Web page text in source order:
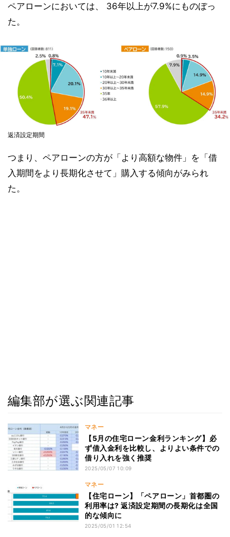
ペアローンにおいては、 36年以上が7.9%にものぼっ
た。
返済設定期間
つまり、ペアローンの方が「より高額な物件」を「借
入期間をより長期化させて」購入する傾向がみられ
た。
編集部が選ぶ関連記事
マネー
【5月の住宅ローン金利ランキング】必
ず借入金利を比較し、よりよい条件での
借り入れを強く推奨
2025/05/07 10:09
マネー
【住宅ローン】「ペアローン」首都圏の
利用率は? 返済設定期間の長期化は全国
的な傾向に
2025/05/01 12:54